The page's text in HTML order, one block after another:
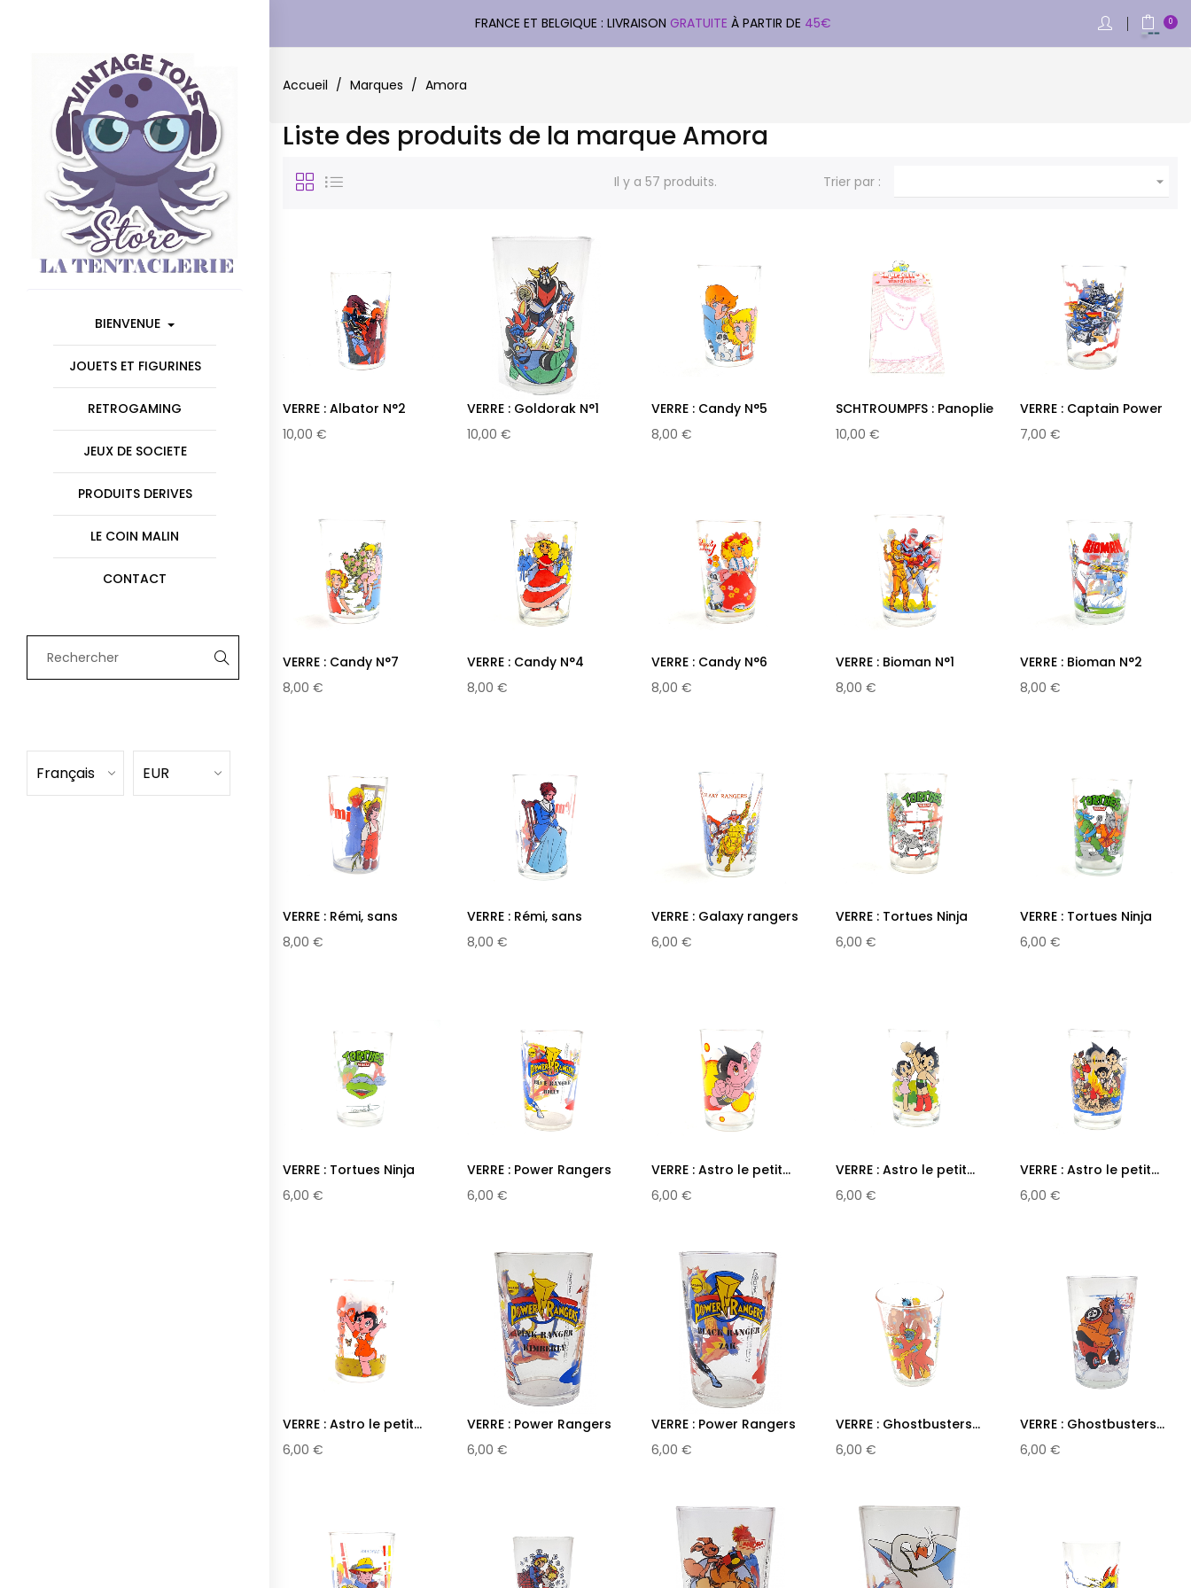
FRANCE ET BELGIQUE : LIVRAISONGRATUITE À PARTIR DE 45€ 0
BIENVENUE
JOUETS ET FIGURINES
RETROGAMING
JEUX DE SOCIETE
PRODUITS DERIVES
LE COIN MALIN
CONTACT
Français EUR
Accueil Marques Amora
Liste des produits de la marque Amora
Il y a 57 produits. Trier par : 
VERRE : Albator N°2
10,00 €
VERRE : Goldorak N°1
10,00 €
VERRE : Candy N°5
8,00 €
SCHTROUMPFS : Panoplie
pour...
10,00 €
VERRE : Captain Power
N°1
7,00 €
VERRE : Candy N°7
8,00 €
VERRE : Candy N°4
8,00 €
VERRE : Candy N°6
8,00 €
VERRE : Bioman N°1
8,00 €
VERRE : Bioman N°2
8,00 €
VERRE : Rémi, sans
famille N°1
8,00 €
VERRE : Rémi, sans
famille N°2
8,00 €
VERRE : Galaxy rangers
N°2
6,00 €
VERRE : Tortues Ninja
N°5
6,00 €
VERRE : Tortues Ninja
N°4
6,00 €
VERRE : Tortues Ninja
N°3
6,00 €
VERRE : Power Rangers
-...
6,00 €
VERRE : Astro le petit...
6,00 €
VERRE : Astro le petit...
6,00 €
VERRE : Astro le petit...
6,00 €
VERRE : Astro le petit...
6,00 €
VERRE : Power Rangers
-...
6,00 €
VERRE : Power Rangers
-...
6,00 €
VERRE : Ghostbusters...
6,00 €
VERRE : Ghostbusters...
6,00 €
réservés.
C.G.V.
légales
Plan